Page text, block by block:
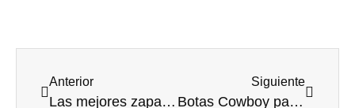
Anterior
Las mejores zapatillas de estar por casa para hombre y mujer
Siguiente
Botas Cowboy para este Otoño / Invierno